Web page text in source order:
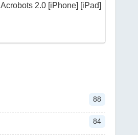
Acrobots 2.0 [iPhone] [iPad]
88
84